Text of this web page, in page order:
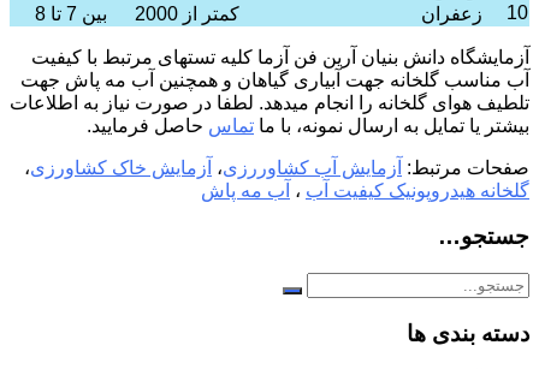
10
زعفران کمتر از 2000 بین 7 تا 8
آزمایشگاه دانش بنیان آرین فن آزما کلیه تستهای مرتبط با کیفیت
آب مناسب گلخانه جهت آبیاری گیاهان و همچنین آب مه پاش جهت
تلطیف هوای گلخانه را انجام میدهد. لطفا در صورت نیاز به اطلاعات
بیشتر یا تمایل به ارسال نمونه، با ما تماس حاصل فرمایید.
صفحات مرتبط: آزمایش آب کشاوررزی، آزمایش خاک کشاورزی،
گلخانه هیدروپونیک کیفیت آب ، آب مه پاش
جستجو…
دسته بندی ها